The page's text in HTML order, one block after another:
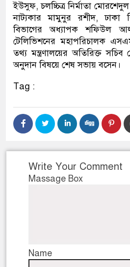
জড়িত
থানা
ইউসুফ, চলচ্চিত্র নির্মাতা
নাট্যকার মামুনুর রশীদ, ঢাকা
বিভাগের অধ্যাপক শফিউল
টেলিভিশনের মহাপরিচালক
তথ্য মন্ত্রণালয়ের অতিরিক্ত
অনুদান বিষয়ে শেষ সভায় বসেন।
Tag :
Write Your Comment
Massage Box
Name